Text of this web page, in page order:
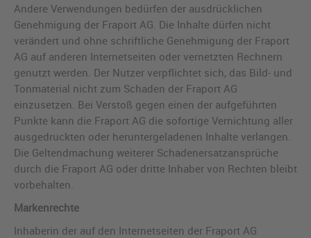
Andere Verwendungen bedürfen der ausdrücklichen
Genehmigung der Fraport AG. Die Inhalte dürfen nicht
verändert und ohne schriftliche Genehmigung der Fraport
AG auf anderen Internetseiten oder vernetzten Rechnern
genutzt werden. Der Nutzer verpflichtet sich, das Bild- und
Tonmaterial nicht zum Schaden der Fraport AG
einzusetzen. Bei Verstoß gegen einen der aufgeführten
Punkte kann die Fraport AG die sofortige Vernichtung aller
ausgedruckten oder heruntergeladenen Inhalte verlangen.
Die Geltendmachung weiterer Schadenersatzansprüche
durch die Fraport AG oder dritte Inhaber von Rechten bleibt
vorbehalten.
Markenrechte
Inhaberin der auf den Internetseiten der Fraport AG